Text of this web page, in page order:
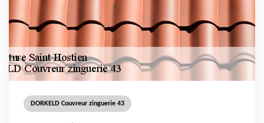
DORKELD Couvreur zinguerie 43